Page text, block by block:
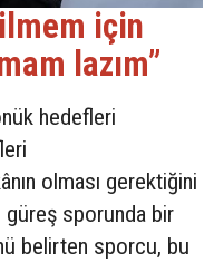
için
lazım”
hedefleri
olması gerektiğini
güreş sporunda bir
belirten sporcu, bu